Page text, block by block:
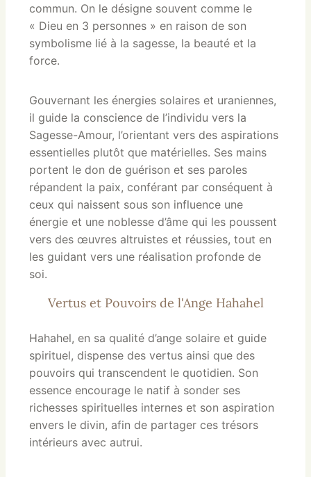
commun. On le désigne souvent comme le
« Dieu en 3 personnes » en raison de son
symbolisme lié à la sagesse, la beauté et la
force.
Gouvernant les énergies solaires et uraniennes,
il guide la conscience de l’individu vers la
Sagesse-Amour, l’orientant vers des aspirations
essentielles plutôt que matérielles. Ses mains
portent le don de guérison et ses paroles
répandent la paix, conférant par conséquent à
ceux qui naissent sous son influence une
énergie et une noblesse d’âme qui les poussent
vers des œuvres altruistes et réussies, tout en
les guidant vers une réalisation profonde de
soi.
Vertus et Pouvoirs de l'Ange Hahahel
Hahahel, en sa qualité d’ange solaire et guide
spirituel, dispense des vertus ainsi que des
pouvoirs qui transcendent le quotidien. Son
essence encourage le natif à sonder ses
richesses spirituelles internes et son aspiration
envers le divin, afin de partager ces trésors
intérieurs avec autrui.